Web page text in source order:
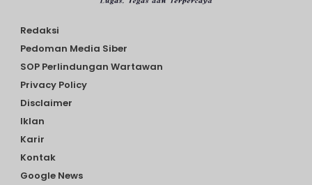
Redaksi
Pedoman Media Siber
SOP Perlindungan Wartawan
Privacy Policy
Disclaimer
Iklan
Karir
Kontak
Google News